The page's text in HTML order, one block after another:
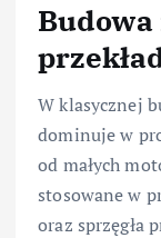
W klasycznej
dominuje w
od małych
stosowane w
oraz sprzęgła